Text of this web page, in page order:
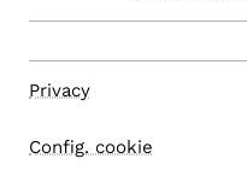
Privacy
Config. cookie